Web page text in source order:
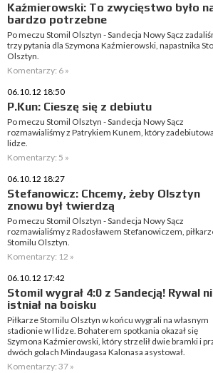
Kaźmierowski: To zwycięstwo było
bardzo potrzebne
Po meczu Stomil Olsztyn - Sandecja Nowy Sącz
trzy pytania dla Szymona Kaźmierowski, napastnika
Olsztyn.
Komentarzy: 6 »
06.10.12 18:50
P.Kun: Cieszę się z debiutu
Po meczu Stomil Olsztyn - Sandecja Nowy Sącz
rozmawialiśmy z Patrykiem Kunem, który
lidze.
Komentarzy: 5 »
06.10.12 18:27
Stefanowicz: Chcemy, żeby Olsztyn
znowu był twierdzą
Po meczu Stomil Olsztyn - Sandecja Nowy Sącz
rozmawialiśmy z Radosławem Stefanowiczem,
Stomilu Olsztyn.
Komentarzy: 12 »
06.10.12 17:42
Stomil wygrał 4:0 z Sandecją! Rywal
istniał na boisku
Piłkarze Stomilu Olsztyn w końcu wygrali na własnym
stadionie w I lidze. Bohaterem spotkania okazał się
Szymona Kaźmierowski, który strzelił dwie bramki i
dwóch golach Mindaugasa Kalonasa asystował.
Komentarzy: 37 »